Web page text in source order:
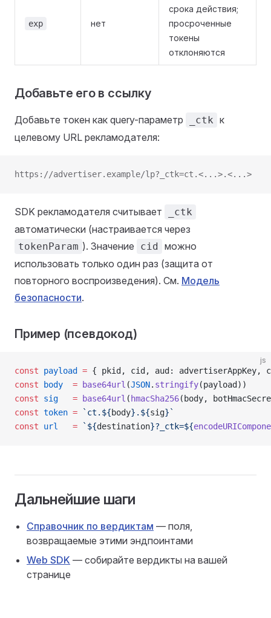
exp нет
срока действия;
просроченные
токены
отклоняются
Добавьте его в ссылку
Добавьте токен как query-параметр _ctk к
целевому URL рекламодателя:
https://advertiser.example/lp?_ctk=ct.<...>.<...>
SDK рекламодателя считывает _ctk
автоматически (настраивается через
tokenParam ). Значение cid можно
использовать только один раз (защита от
повторного воспроизведения). См. Модель
безопасности.
Пример (псевдокод)
js
const payload = { pkid, cid, aud: advertiserAppKey,
const body
  =
base64url (JSON. stringify(payload))
const sig
   =
base64url ( hmacSha256(body,
const token = `ct.${body}.${sig}`
const url
   =
`${destination}?_ctk=${
Дальнейшие шаги
Справочник по вердиктам — поля,
возвращаемые этими эндпоинтами
Web SDK — собирайте вердикты на вашей
странице